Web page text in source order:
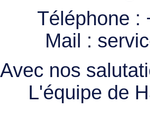
Téléphone :
Mail :
Avec nos
L'équipe de